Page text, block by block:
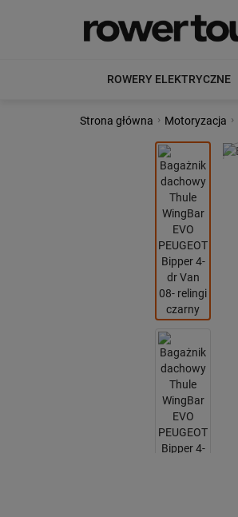
ROWERY ELEKTRYCZNE
Strona główna › Motoryzacja ›